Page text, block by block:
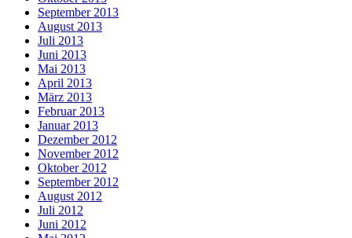
September 2013
August 2013
Juli 2013
Juni 2013
Mai 2013
April 2013
März 2013
Februar 2013
Januar 2013
Dezember 2012
November 2012
Oktober 2012
September 2012
August 2012
Juli 2012
Juni 2012